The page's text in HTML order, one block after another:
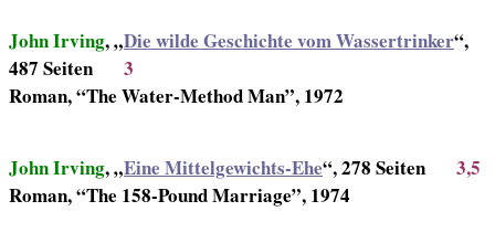
John Irving, „Die wilde Geschichte vom Wassertrinker“,
487 Seiten 3
Roman, “The Water-Method Man”, 1972
John Irving, „Eine Mittelgewichts-Ehe“, 278 Seiten 3,5
Roman, “The 158-Pound Marriage”, 1974